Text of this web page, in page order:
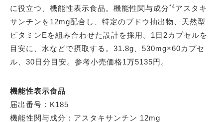
に役立つ、機能性表示食品。機能性関与成分*4アスタキ
サンチンを12mg配合し、特定のブドウ抽出物、天然型
ビタミンEを組み合わせた設計を採用。1日2カプセルを
目安に、水などで摂取する。31.8g、530mg×60カプセ
ル、30日分目安。参考小売価格1万5135円。
機能性表示食品
届出番号：K185
機能性関与成分：アスタキサンチン 12mg